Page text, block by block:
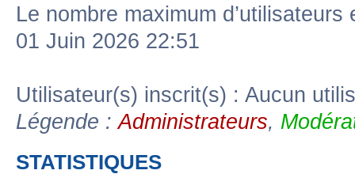
Le nombre maximum
01 Juin 2026 22:51
Utilisateur(s) inscrit(s) : Aucun
Légende :Administrateurs,
STATISTIQUES